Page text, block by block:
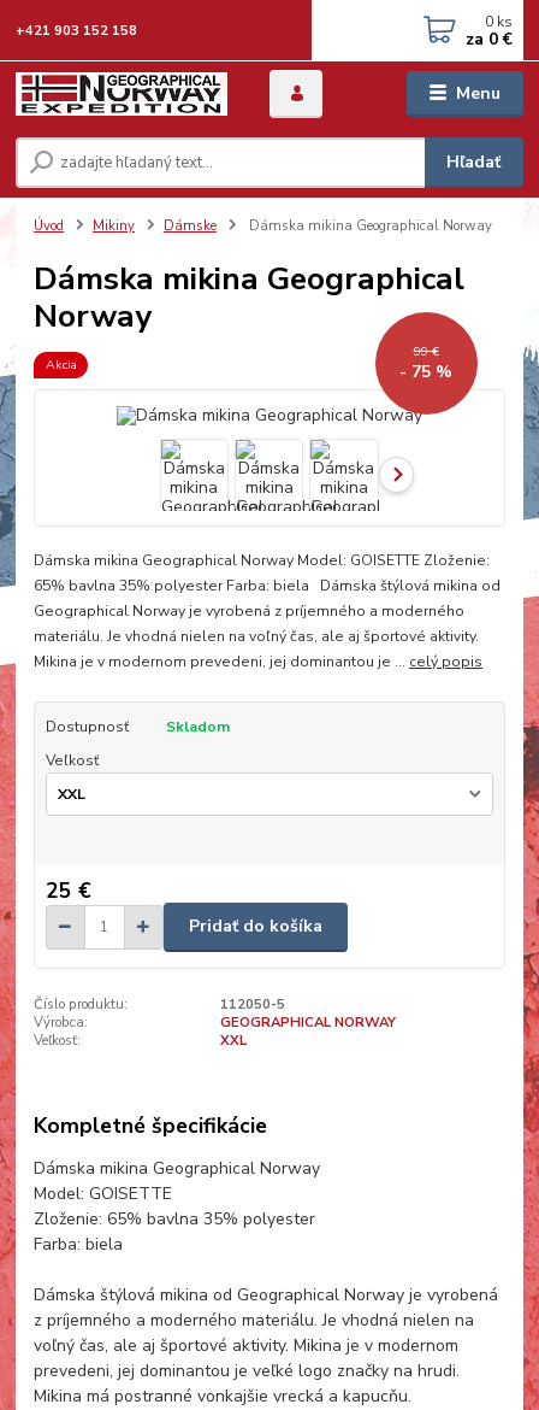
Menu
Hľadať
+421 903 152 158 0 ks
za 0 €
Úvod Mikiny Dámske Dámska mikina Geographical Norway
Dámska mikina Geographical
Norway
Akcia
99 €
- 75 %
Dámska mikina Geographical Norway Model: GOISETTE Zloženie:
65% bavlna 35% polyester Farba: biela Dámska štýlová mikina od
Geographical Norway je vyrobená z príjemného a moderného
materiálu. Je vhodná nielen na voľný čas, ale aj športové aktivity.
Mikina je v modernom prevedeni, jej dominantou je ... celý popis
Dostupnosť
Skladom
Veľkosť
25 €
Pridať do košíka
Číslo produktu:
112050-5
Výrobca:
GEOGRAPHICAL NORWAY
Veľkosť:
XXL
Kompletné špecifikácie
Dámska mikina Geographical Norway
Model: GOISETTE
Zloženie: 65% bavlna 35% polyester
Farba: biela
Dámska štýlová mikina od Geographical Norway je vyrobená
z príjemného a moderného materiálu. Je vhodná nielen na
voľný čas, ale aj športové aktivity. Mikina je v modernom
prevedeni, jej dominantou je veľké logo značky na hrudi.
Mikina má postranné vonkajšie vrecká a kapucňu.